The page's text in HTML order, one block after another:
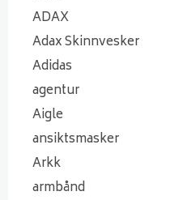
ADAX
Adax Skinnvesker
Adidas
agentur
Aigle
ansiktsmasker
Arkk
armbånd